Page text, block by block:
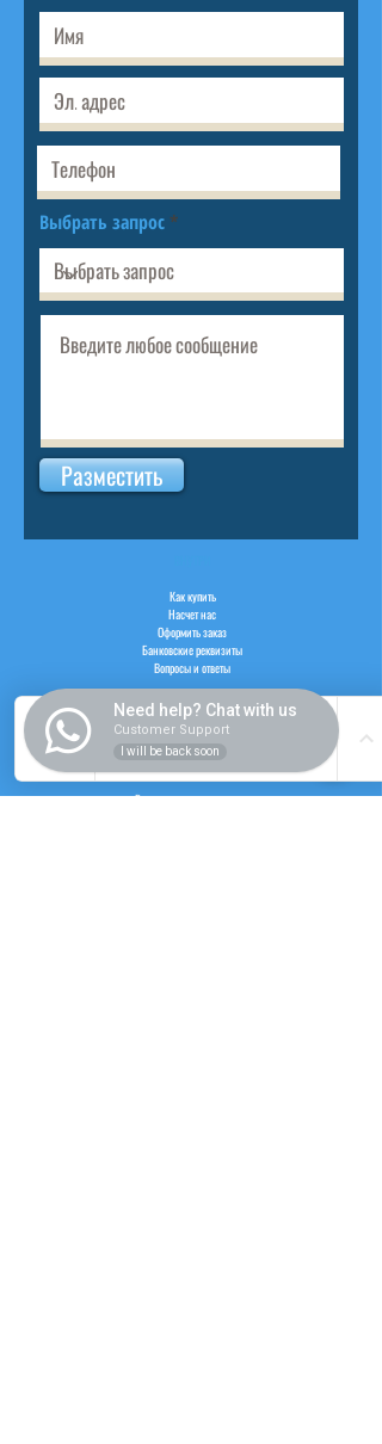
Выбрать запрос
Разместить
Как купить
Насчет нас
Оформить заказ
Банковские реквизиты
Вопросы и ответы
Регистрация пользователя
Need help? Chat with us
Customer Support
I will be back soon